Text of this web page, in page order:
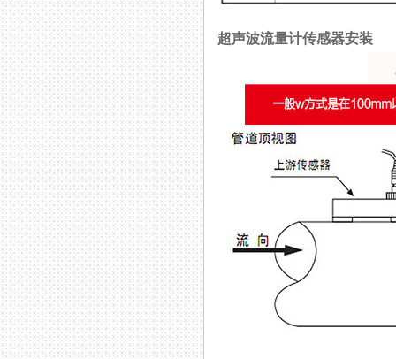
超声波流量计传感器安装